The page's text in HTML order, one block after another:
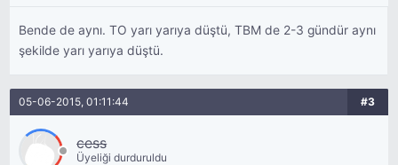
Bende de aynı. TO yarı yarıya düştü, TBM de 2-3 gündür aynı
şekilde yarı yarıya düştü.
05-06-2015, 01:11:44 #3
cess
Üyeliği durduruldu